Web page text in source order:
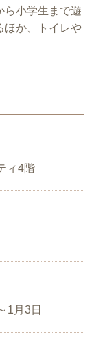
ら小学生まで遊
ほか、トイレや
ィ4階
1月3日